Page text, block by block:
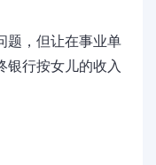
题，但让在事业单
银行按女儿的收入